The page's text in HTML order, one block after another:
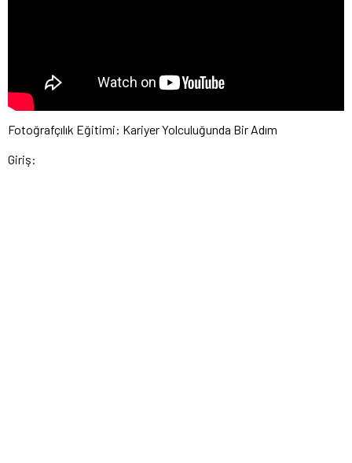
Fotoğrafçılık Eğitimi: Kariyer Yolculuğunda Bir Adım
Giriş: